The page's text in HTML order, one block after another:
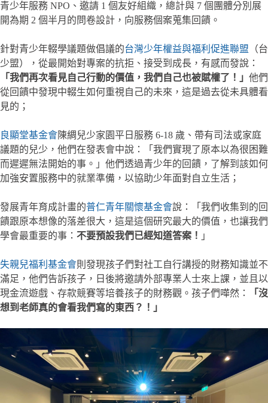
青少年服務 NPO、邀請 1 個友好組織，總計與 7 個團體分別展
開為期 2 個半月的問卷設計，向服務個案蒐集回饋。
針對青少年輟學議題做倡議的台灣少年權益與福利促進聯盟 （台
少盟），從最開始對專案的抗拒、接受到成長，有感而發說：
「我們再次看見自己行動的價值，我們自己也被賦權了！」 他們
從回饋中發現中輟生如何重視自己的未來，這是過去從未具體看
見的；
良顯堂基金會陳綢兒少家園平日服務 6-18 歲、帶有司法或家庭
議題的兒少，他們在發表會中說：「我們實現了原本以為很困難
而遲遲無法開始的事。」他們透過青少年的回饋，了解到該如何
加強安置服務中的就業準備，以協助少年面對自立生活；
發展青年育成計畫的普仁青年關懷基金會說：「我們收集到的回
饋跟原本想像的落差很大，這是這個研究最大的價值，也讓我們
學會最重要的事： 不要預設我們已經知道答案！ 」
失親兒福利基金會則發現孩子們對社工自行講授的財務知識並不
滿足，他們告訴孩子，日後將邀請外部專業人士來上課，並且以
現金流遊戲、存款競賽等培養孩子的財務觀。孩子們嘩然：
「沒
想到老師真的會看我們寫的東西？！」